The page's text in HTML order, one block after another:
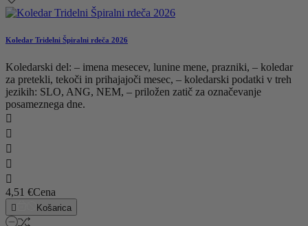
Koledar Tridelni Špiralni rdeča 2026
Koledarski del: – imena mesecev, lunine mene, prazniki, – koledar
za pretekli, tekoči in prihajajoči mesec, – koledarski podatki v treh
jezikih: SLO, ANG, NEM, – priložen zatič za označevanje
posameznega dne.





4,51 €Cena
 Košarica